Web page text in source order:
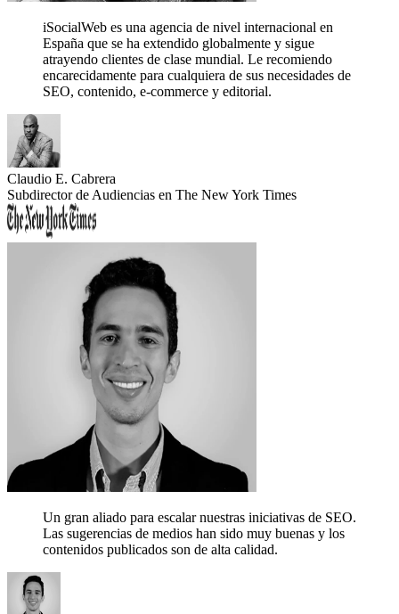
iSocialWeb es una agencia de nivel internacional en
España que se ha extendido globalmente y sigue
atrayendo clientes de clase mundial. Le recomiendo
encarecidamente para cualquiera de sus necesidades de
SEO, contenido, e-commerce y editorial.
Claudio E. Cabrera
Subdirector de Audiencias en The New York Times
Un gran aliado para escalar nuestras iniciativas de SEO.
Las sugerencias de medios han sido muy buenas y los
contenidos publicados son de alta calidad.